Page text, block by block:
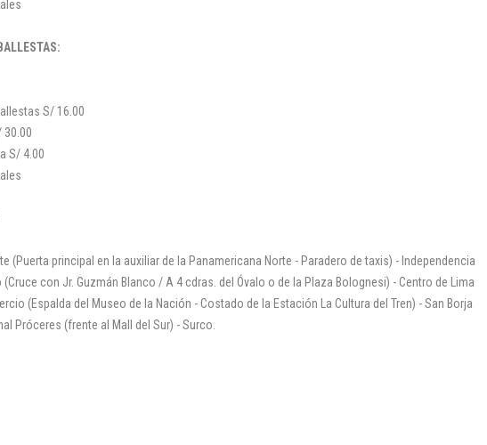
S/ 16.00
30.00
S/ 4.00
(Puerta principal en la auxiliar de la Panamericana Norte - Paradero de taxis) - Independencia
(Cruce con Jr. Guzmán Blanco / A 4 cdras. del Óvalo o de la Plaza Bolognesi) - Centro de Lima
(Espalda del Museo de la Nación - Costado de la Estación La Cultura del Tren) - San Borja
Próceres (frente al Mall del Sur) - Surco.